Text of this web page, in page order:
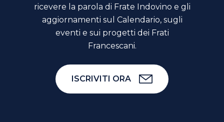
ricevere la parola di Frate Indovino e gli
aggiornamenti sul Calendario, sugli
eventi e sui progetti dei Frati
Francescani.
ISCRIVITI ORA